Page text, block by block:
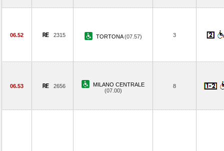
06.52 2315 TORTONA(07.57) 3
06.53 2656
MILANO CENTRALE
(07.00)
8